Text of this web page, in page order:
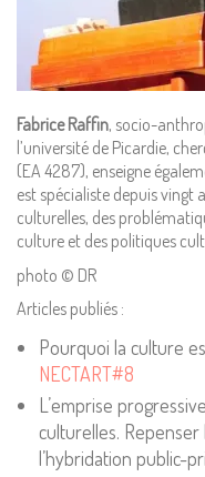
Fabrice Raffin, socio-
l’université de Picardie,
(EA 4287), enseigne
est spécialiste depuis vingt
culturelles, des
culture et des politiques
photo © DR
Articles publiés :
Pourquoi la culture
NECTART#8
L’emprise
culturelles.
l’hybridation public-
Pour
Pour nous contacter